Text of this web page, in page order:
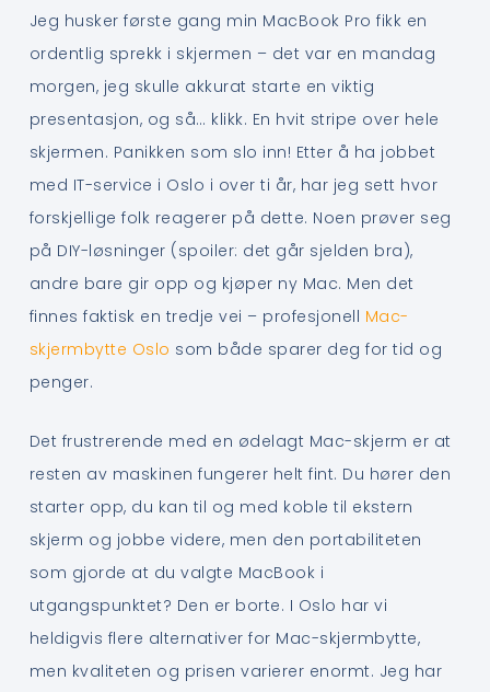
Jeg husker første gang min MacBook Pro fikk en
ordentlig sprekk i skjermen – det var en mandag
morgen, jeg skulle akkurat starte en viktig
presentasjon, og så… klikk. En hvit stripe over hele
skjermen. Panikken som slo inn! Etter å ha jobbet
med IT-service i Oslo i over ti år, har jeg sett hvor
forskjellige folk reagerer på dette. Noen prøver seg
på DIY-løsninger (spoiler: det går sjelden bra),
andre bare gir opp og kjøper ny Mac. Men det
finnes faktisk en tredje vei – profesjonell Mac-
skjermbytte Oslo som både sparer deg for tid og
penger.
Det frustrerende med en ødelagt Mac-skjerm er at
resten av maskinen fungerer helt fint. Du hører den
starter opp, du kan til og med koble til ekstern
skjerm og jobbe videre, men den portabiliteten
som gjorde at du valgte MacBook i
utgangspunktet? Den er borte. I Oslo har vi
heldigvis flere alternativer for Mac-skjermbytte,
men kvaliteten og prisen varierer enormt. Jeg har